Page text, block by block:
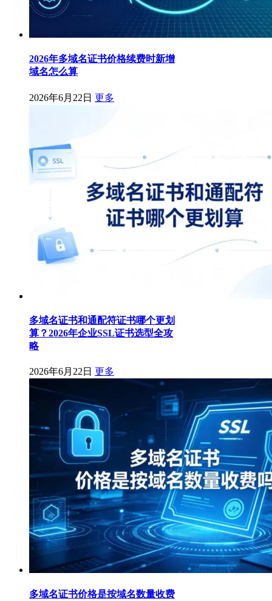
2026年多域名证书价格续费时新增
域名怎么算
2026年6月22日 更多
多域名证书和通配符证书哪个更划
算？2026年企业SSL证书选型全攻
略
2026年6月22日 更多
多域名证书价格是按域名数量收费